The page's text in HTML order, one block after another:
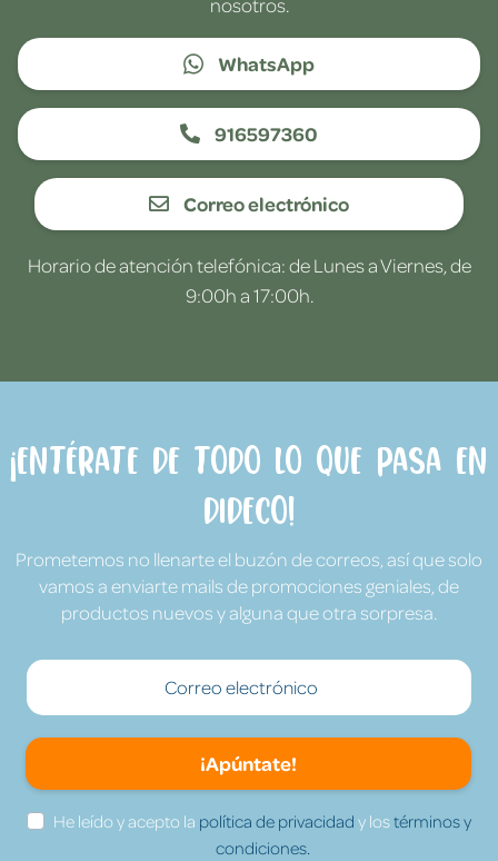
WhatsApp
916597360
Correo electrónico
Horario de atención telefónica: de Lunes a Viernes, de
9:00h a 17:00h.
¡Entérate de todo lo que pasa en
Dideco!
Prometemos no llenarte el buzón de correos, así que solo
vamos a enviarte mails de promociones geniales, de
productos nuevos y alguna que otra sorpresa.
¡Apúntate!
He leído y acepto la política de privacidad y lostérminos y
condiciones.